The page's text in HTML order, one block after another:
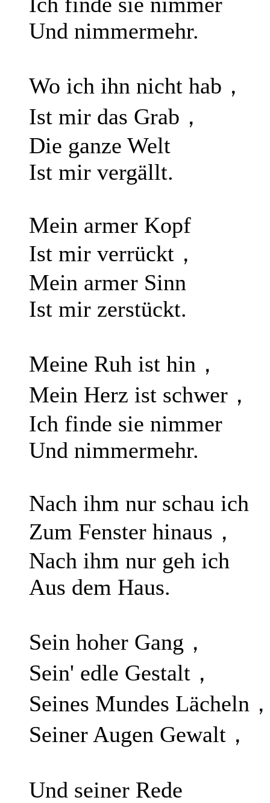
Und nimmermehr.
Wo ich ihn nicht hab，
Ist mir das Grab，
Die ganze Welt
Ist mir vergällt.
Mein armer Kopf
Ist mir verrückt，
Mein armer Sinn
Ist mir zerstückt.
Meine Ruh ist hin，
Mein Herz ist schwer，
Ich finde sie nimmer
Und nimmermehr.
Nach ihm nur schau ich
Zum Fenster hinaus，
Nach ihm nur geh ich
Aus dem Haus.
Sein hoher Gang，
Sein' edle Gestalt，
Seines Mundes Lächeln
Seiner Augen Gewalt，
Und seiner Rede